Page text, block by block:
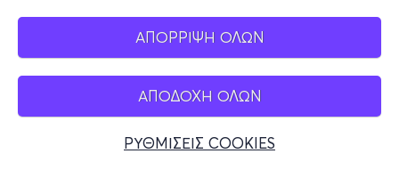
ΑΠΟΡΡΙΨΗ ΟΛΩΝ
ΑΠΟΔΟΧΗ ΟΛΩΝ
ΡΥΘΜΙΣΕΙΣ COOKIES